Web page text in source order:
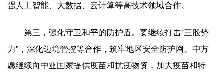
强人工智能、大数据、云计算等高技术领域合作。
第三，强化守卫和平的防护盾。要继续打击“三股势
力”，深化边境管控等合作，筑牢地区安全防护网。中方
愿继续向中亚国家提供疫苗和抗疫物资，加大疫苗和特